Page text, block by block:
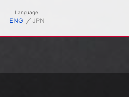
Language
ENG ⁄ JPN
御幸毛織株式会社オフィシャル